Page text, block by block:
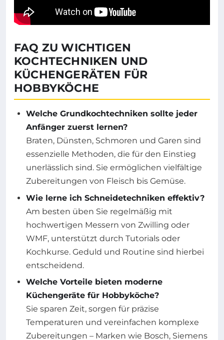
FAQ ZU WICHTIGEN
KOCHTECHNIKEN UND
KÜCHENGERÄTEN FÜR
HOBBYKÖCHE
Welche Grundkochtechniken sollte jeder
Anfänger zuerst lernen?
Braten, Dünsten, Schmoren und Garen sind
essenzielle Methoden, die für den Einstieg
unerlässlich sind. Sie ermöglichen vielfältige
Zubereitungen von Fleisch bis Gemüse.
Wie lerne ich Schneidetechniken effektiv?
Am besten üben Sie regelmäßig mit
hochwertigen Messern von Zwilling oder
WMF, unterstützt durch Tutorials oder
Kochkurse. Geduld und Routine sind hierbei
entscheidend.
Welche Vorteile bieten moderne
Küchengeräte für Hobbyköche?
Sie sparen Zeit, sorgen für präzise
Temperaturen und vereinfachen komplexe
Zubereitungen – Marken wie Bosch, Siemens